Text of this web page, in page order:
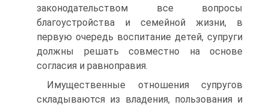
законодательством все вопросы
благоустройства и семейной жизни, в
первую очередь воспитание детей, супруги
должны решать совместно на основе
согласия и равноправия.
Имущественные отношения супругов
складываются из владения, пользования и